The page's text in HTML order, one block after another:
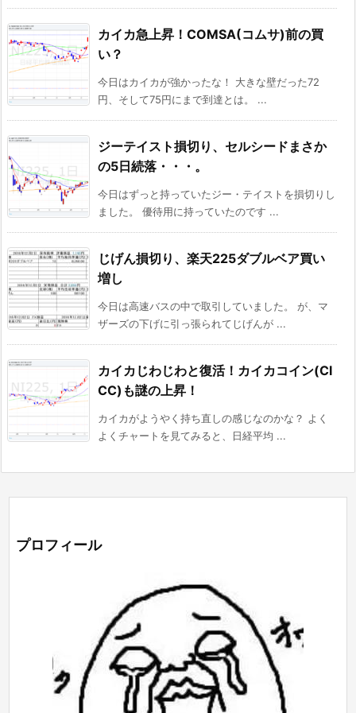
カイカ急上昇！COMSA(コムサ)前の買
い？
今日はカイカが強かったな！ 大きな壁だった72
円、そして75円にまで到達とは。 ...
ジーテイスト損切り、セルシードまさか
の5日続落・・・。
今日はずっと持っていたジー・テイストを損切りし
ました。 優待用に持っていたのです ...
じげん損切り、楽天225ダブルベア買い
増し
今日は高速バスの中で取引していました。 が、マ
ザーズの下げに引っ張られてじげんが ...
カイカじわじわと復活！カイカコイン(CI
CC)も謎の上昇！
カイカがようやく持ち直しの感じなのかな？ よく
よくチャートを見てみると、日経平均 ...
プロフィール